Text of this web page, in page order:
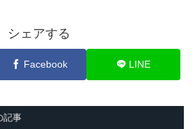
シェアする
Facebook LINE
記事